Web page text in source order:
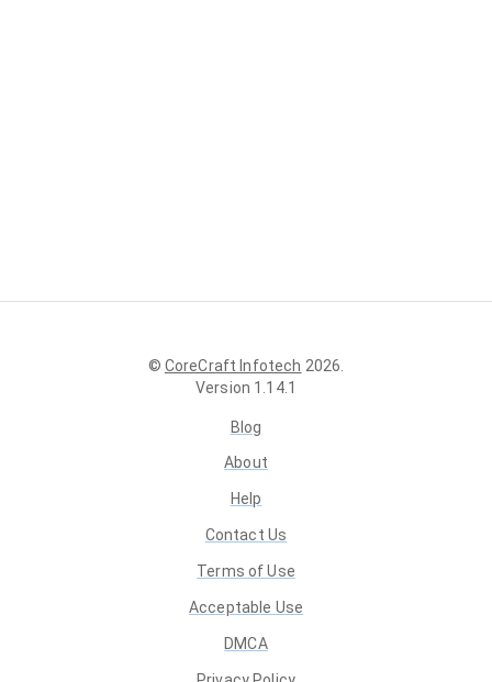
© CoreCraft Infotech 2026
Version 1.14.1
Blog
About
Help
Contact Us
Terms of Use
Acceptable Use
DMCA